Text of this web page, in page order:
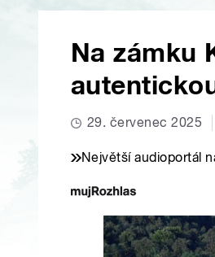
Na zámku
29. červenec 2025
Největší audioportál